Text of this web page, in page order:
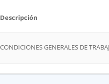
Descripción
CONDICIONES GENERALES DE